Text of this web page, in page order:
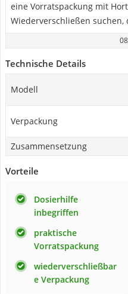
eine Vorratspackung mit
Wiederverschließen suchen,
Technische Details
Modell
Verpackung
Zusammensetzung
Vorteile
Dosierhilfe
inbegriffen
praktische
Vorratspackung
wiederverschließbar
e Verpackung